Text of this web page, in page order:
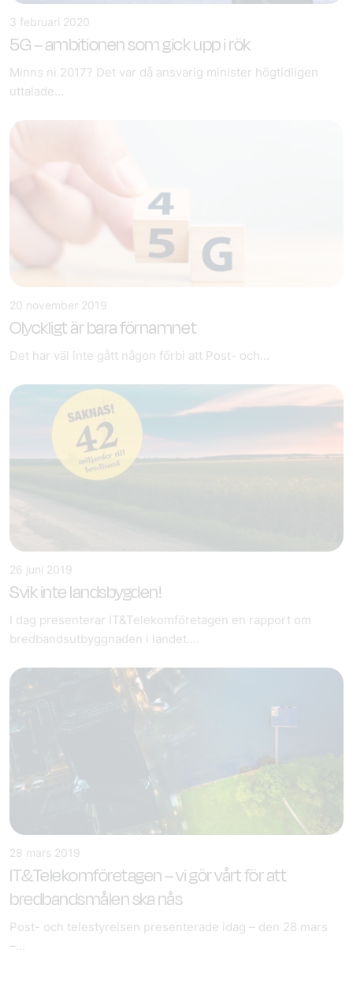
3 februari 2020
5G – ambitionen som gick upp i rök
Minns ni 2017? Det var då ansvarig minister högtidligen
uttalade...
20 november 2019
Olyckligt är bara förnamnet
Det har väl inte gått någon förbi att Post- och...
26 juni 2019
Svik inte landsbygden!
I dag presenterar IT&Telekomföretagen en rapport om
bredbandsutbyggnaden i landet....
28 mars 2019
IT&Telekomföretagen – vi gör vårt för att
bredbandsmålen ska nås
Post- och telestyrelsen presenterade idag – den 28 mars
–...